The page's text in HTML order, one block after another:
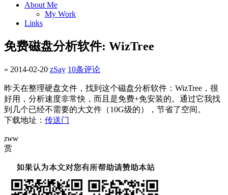
About Me
My Work
Links
免费磁盘分析软件: WizTree
» 2014-02-20 zSay 10条评论
昨天在整理硬盘文件，找到这个磁盘分析软件：WizTree，很
好用，分析速度非常快，而且是免费+免安装的。通过它我找
到几个已经不需要的大文件（10G级的），节省了空间。
下载地址： 传送门
zww
赏